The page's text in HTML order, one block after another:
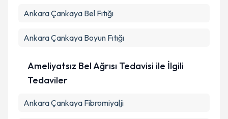
Ankara Çankaya Bel Fıtığı
Ankara Çankaya Boyun Fıtığı
Ameliyatsız Bel Ağrısı Tedavisi ile İlgili
Tedaviler
Ankara Çankaya Fibromiyalji